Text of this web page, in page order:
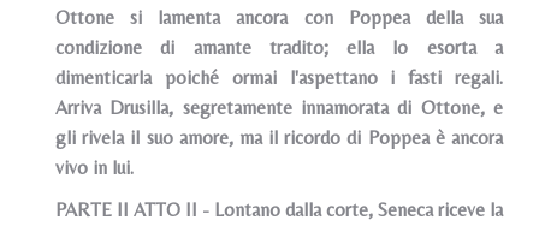
Ottone si lamenta ancora con Poppea della sua
condizione di amante tradito; ella lo esorta a
dimenticarla poiché ormai l'aspettano i fasti regali.
Arriva Drusilla, segretamente innamorata di Ottone, e
gli rivela il suo amore, ma il ricordo di Poppea è ancora
vivo in lui.
PARTE II ATTO II - Lontano dalla corte, Seneca riceve la